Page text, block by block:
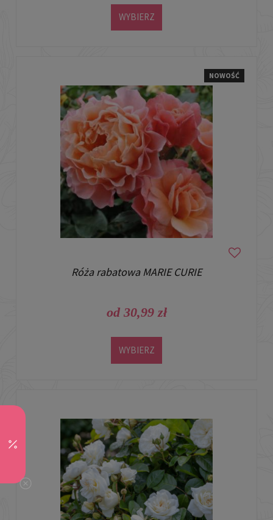
WYBIERZ
Róża rabatowa MARIE CURIE
od 30,99 zł
WYBIERZ
NOWOŚĆ